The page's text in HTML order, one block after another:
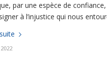
par une espèce de
à l’injustice qui nous